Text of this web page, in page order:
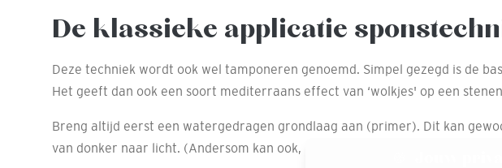
De klassieke applicatie
Deze techniek wordt ook wel tamponeren genoemd. Simpel gezegd is de
Het geeft dan ook een soort mediterraans effect van ‘wolkjes' op een
Breng altijd eerst een watergedragen grondlaag aan (primer). Dit kan
van donker naar licht. (Andersom kan ook, maar geeft een minder natuurlijk